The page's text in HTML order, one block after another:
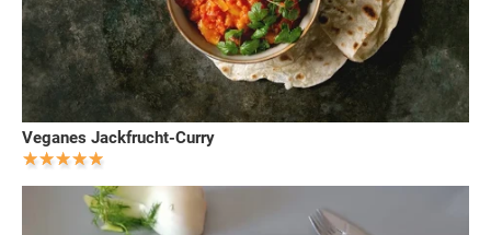
Veganes Jackfrucht-Curry